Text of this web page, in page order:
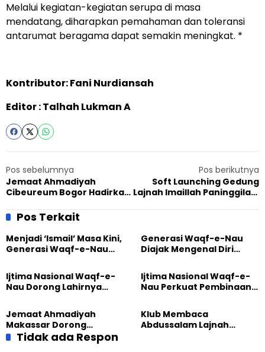
Melalui kegiatan-kegiatan serupa di masa
mendatang, diharapkan pemahaman dan toleransi
antarumat beragama dapat semakin meningkat. *
Kontributor: Fani Nurdiansah
Editor : Talhah Lukman A
Pos sebelumnya
Jemaat Ahmadiyah
Cibeureum Bogor Hadirkan
Rasakan Manfaat Langsung
Pos berikutnya
Soft Launching Gedung
Lajnah Imaillah Paninggilan,
Penting
Pos Terkait
Menjadi ‘Ismail’ Masa Kini,
Generasi Waqf-e-Nau
Pengabdian
Generasi Waqf-e-Nau
Diajak Mengenal Diri
Dunia
Ijtima Nasional Waqf-e-
Nau Dorong Lahirnya
yang Militan
Ijtima Nasional Waqf-e-
Nau Perkuat Pembinaan
Masa Depan
Jemaat Ahmadiyah
Makassar Dorong
Kesadaran Lingkungan
Lewat Edukasi Ekoteologi
Klub Membaca
Abdussalam Lajnah
Tidak ada Respon